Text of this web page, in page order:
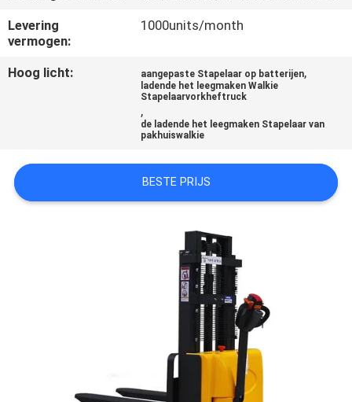
NIEUWS
VERZOEK
SITEMAP
Levering
vermogen:
1000units/month
Hoog licht: aangepaste Stapelaar op batterijen,
ladende het leegmaken Walkie
Stapelaarvorkheftruck
,
de ladende het leegmaken Stapelaar van
pakhuiswalkie
BESTE PRIJS